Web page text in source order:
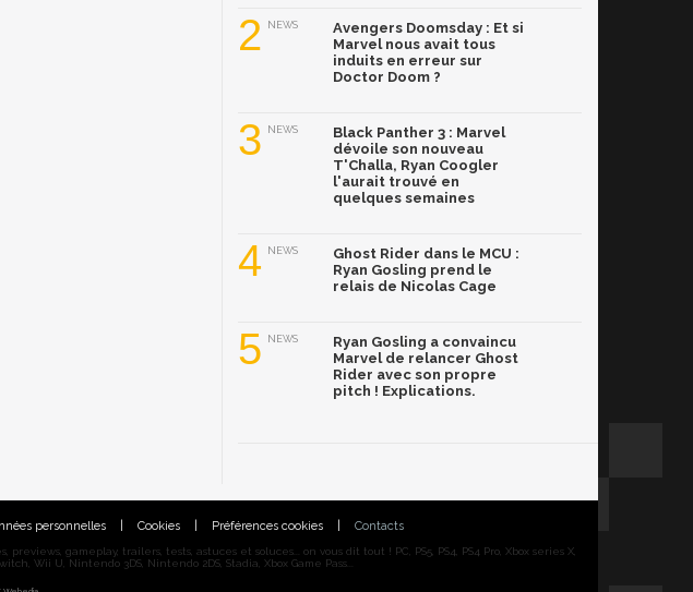
2 NEWS
Avengers Doomsday : Et si
Marvel nous avait tous
induits en erreur sur
Doctor Doom ?
3 NEWS
Black Panther 3 : Marvel
dévoile son nouveau
T'Challa, Ryan Coogler
l'aurait trouvé en
quelques semaines
4 NEWS
Ghost Rider dans le MCU :
Ryan Gosling prend le
relais de Nicolas Cage
5 NEWS
Ryan Gosling a convaincu
Marvel de relancer Ghost
Rider avec son propre
pitch ! Explications.
personnelles Cookies Préférences cookies Contacts
gameplay, trailers, tests, astuces et soluces... on vous dit tout ! PC, PS5, PS4, PS4 Pro, Xbox series X,
Wii U, Nintendo 3DS, Nintendo 2DS, Stadia, Xbox Game Pass...